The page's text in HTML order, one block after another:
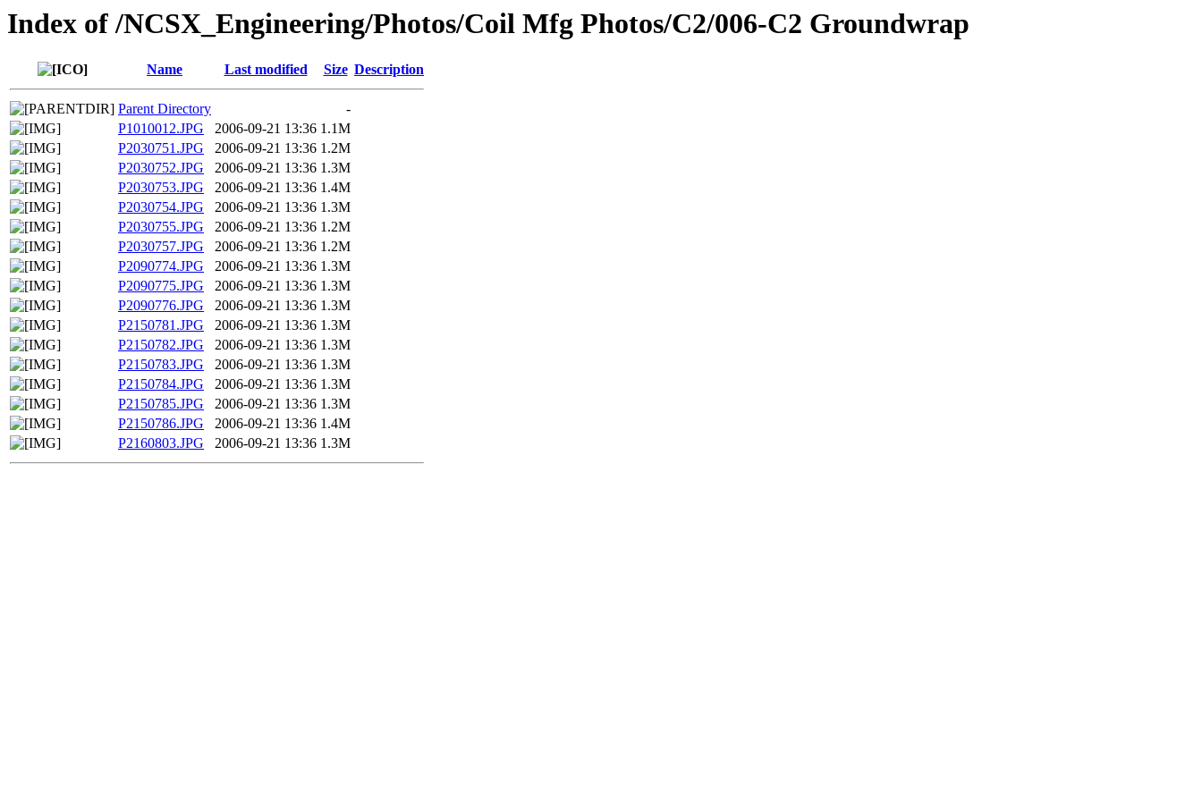
Index of /NCSX_Engineering/Photos/Coil Mfg Photos/C2/006-C2 Groundwrap
Name Last modified Size Description
Parent Directory
-
P1010012.JPG
2006-09-21 13:36 1.1M
P2030751.JPG
2006-09-21 13:36 1.2M
P2030752.JPG
2006-09-21 13:36 1.3M
P2030753.JPG
2006-09-21 13:36 1.4M
P2030754.JPG
2006-09-21 13:36 1.3M
P2030755.JPG
2006-09-21 13:36 1.2M
P2030757.JPG
2006-09-21 13:36 1.2M
P2090774.JPG
2006-09-21 13:36 1.3M
P2090775.JPG
2006-09-21 13:36 1.3M
P2090776.JPG
2006-09-21 13:36 1.3M
P2150781.JPG
2006-09-21 13:36 1.3M
P2150782.JPG
2006-09-21 13:36 1.3M
P2150783.JPG
2006-09-21 13:36 1.3M
P2150784.JPG
2006-09-21 13:36 1.3M
P2150785.JPG
2006-09-21 13:36 1.3M
P2150786.JPG
2006-09-21 13:36 1.4M
P2160803.JPG
2006-09-21 13:36 1.3M